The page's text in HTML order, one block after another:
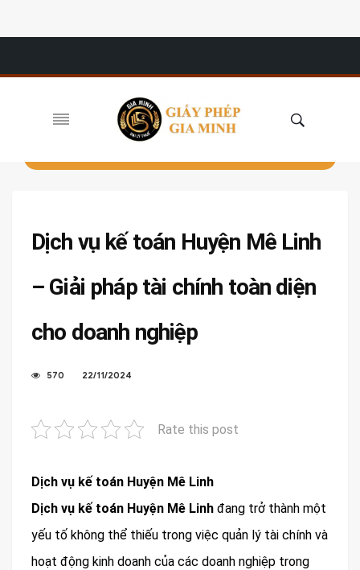
Dịch vụ kế toán Huyện Mê Linh
– Giải pháp tài chính toàn diện
cho doanh nghiệp
570 22/11/2024
Rate this post
Dịch vụ kế toán Huyện Mê Linh
Dịch vụ kế toán Huyện Mê Linh đang trở thành một
yếu tố không thể thiếu trong việc quản lý tài chính và
hoạt động kinh doanh của các doanh nghiệp trong